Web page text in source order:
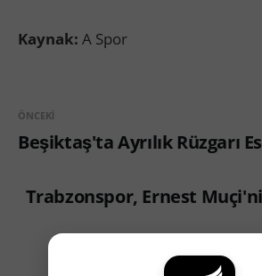
Kaynak: A Spor
ÖNCEKI
Beşiktaş'ta Ayrılık Rüzgarı
Trabzonspor, Ernest